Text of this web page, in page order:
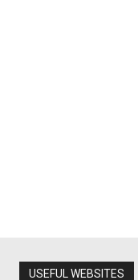
USEFUL WEBSITES